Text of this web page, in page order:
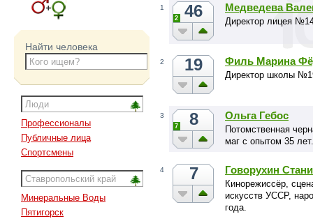
Найти человека
Профессионалы
Публичные лица
Спортсмены
Минеральные Воды
Пятигорск
1 46
2
Медведева
Директор лицея
2 19 Филь Марина
Директор школы
3 8
7
Ольга Гебос
Потомственная
маг с опытом 35 лет.
4 7 Говорухин
Кинорежиссёр,
искусств УССР,
года.